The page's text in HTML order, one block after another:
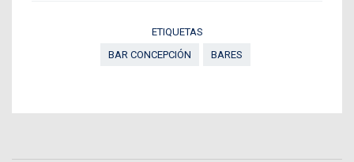
ETIQUETAS
BAR CONCEPCIÓN
BARES